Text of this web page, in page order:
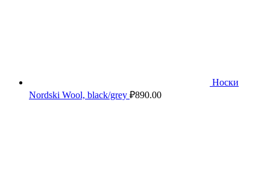
Носки
Nordski Wool, black/grey ₽890.00